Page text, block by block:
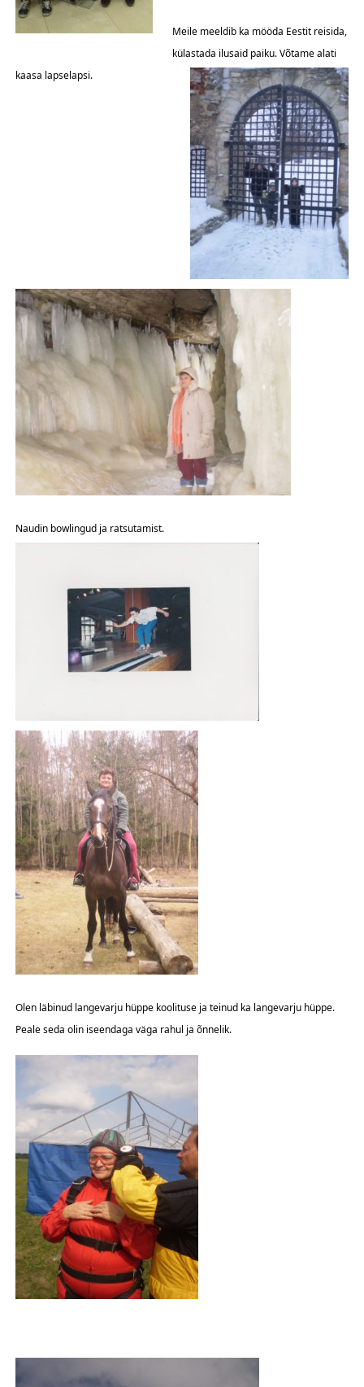
Meile meeldib ka mööda Eestit reisida,
külastada ilusaid paiku. Võtame alati
kaasa lapselapsi.
Naudin bowlingudja ratsutamist.
Olen läbinud langevarju hüppe koolituse ja teinud ka langevarju hüppe.
Peale seda olin iseendaga väga rahul ja õnnelik.